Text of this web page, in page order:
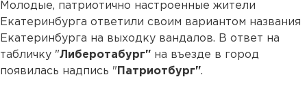
Молодые, патриотично настроенные жители
Екатеринбурга ответили своим вариантом названия
Екатеринбурга на выходку вандалов. В ответ на
табличку "Либеротабург" на въезде в город
появилась надпись " Патриотбург".